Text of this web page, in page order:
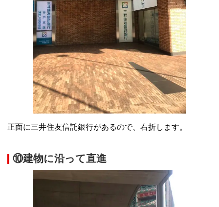
正面に三井住友信託銀行があるので、右折します。
⑩建物に沿って直進